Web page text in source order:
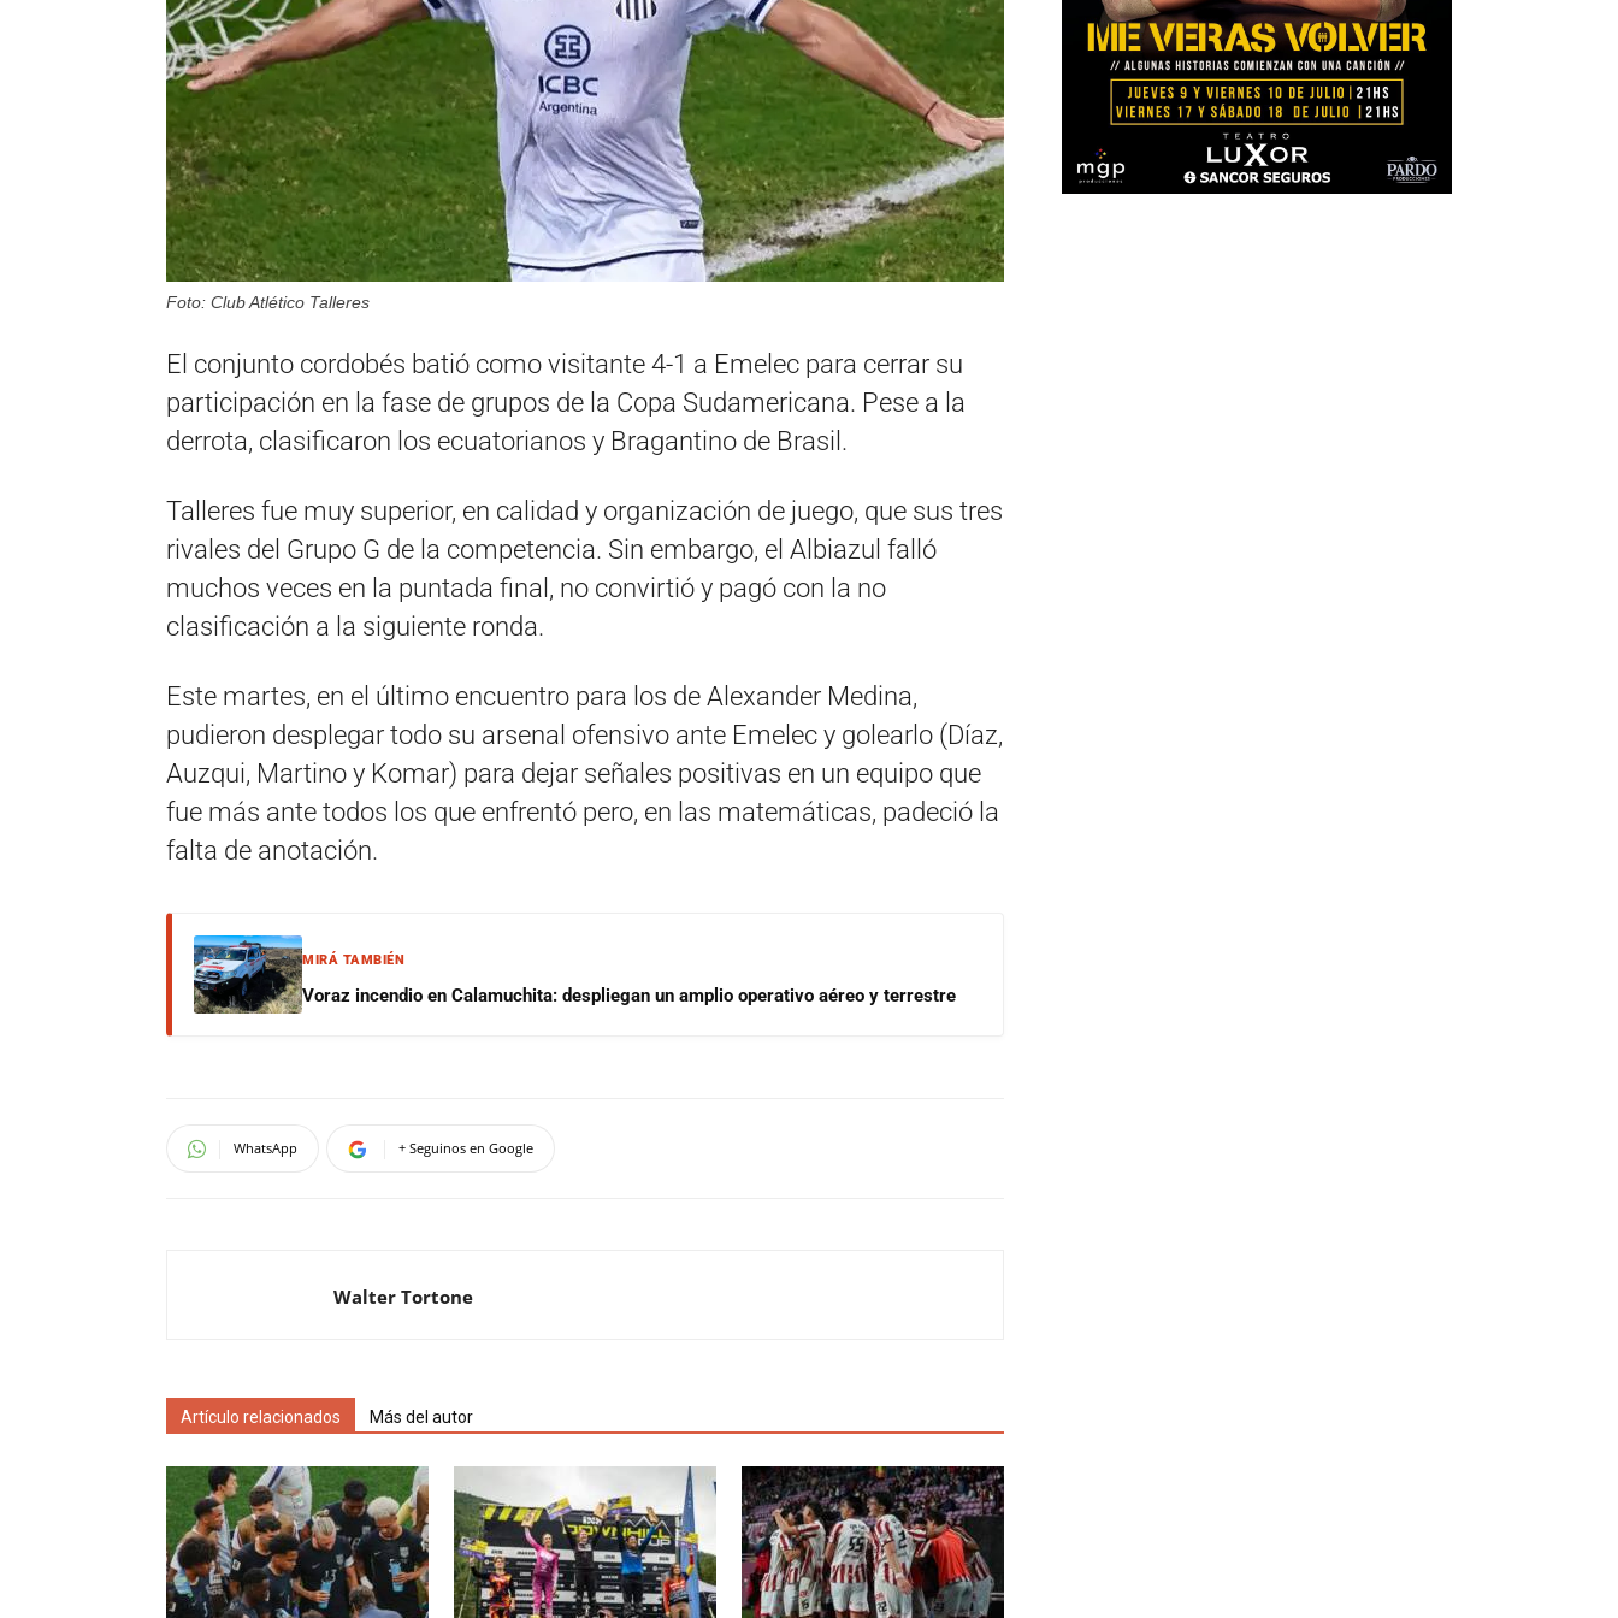
Foto: Club Atlético Talleres
El conjunto cordobés batió como visitante 4-1 a Emelec para cerrar su
participación en la fase de grupos de la Copa Sudamericana. Pese a la
derrota, clasificaron los ecuatorianos y Bragantino de Brasil.
Talleres fue muy superior, en calidad y organización de juego, que sus tres
rivales del Grupo G de la competencia. Sin embargo, el Albiazul falló
muchos veces en la puntada final, no convirtió y pagó con la no
clasificación a la siguiente ronda.
Este martes, en el último encuentro para los de Alexander Medina,
pudieron desplegar todo su arsenal ofensivo ante Emelec y golearlo (Díaz,
Auzqui, Martino y Komar) para dejar señales positivas en un equipo que
fue más ante todos los que enfrentó pero, en las matemáticas, padeció la
falta de anotación.
MIRÁ TAMBIÉN
Voraz incendio en Calamuchita: despliegan un amplio operativo aéreo y terrestre
WhatsApp + Seguinos en Google
Walter Tortone
Artículo relacionados Más del autor